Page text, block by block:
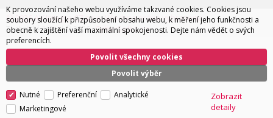
© 2026 AV Integra CZ s.r.o. Všechna práva vyhrazena
Technické řešení © 2026 CyberSoft s.r.o.
K provozování našeho webu využíváme takzvané cookies. Cookies jsou
soubory sloužící k přizpůsobení obsahu webu, k měření jeho funkčnosti a
obecně k zajištění vaší maximální spokojenosti. Dejte nám vědět o svých
preferencích.
Povolit výběr
Povolit všechny cookies
Nutné Preferenční
Analytické
Marketingové
Zobrazit
detaily